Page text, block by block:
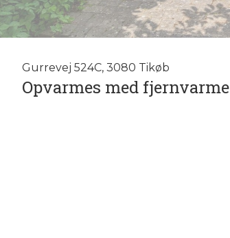
Gurrevej 524C, 3080 Tikøb
Opvarmes med fjernvarme